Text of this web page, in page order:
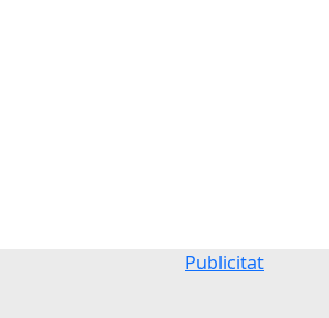
Publicitat